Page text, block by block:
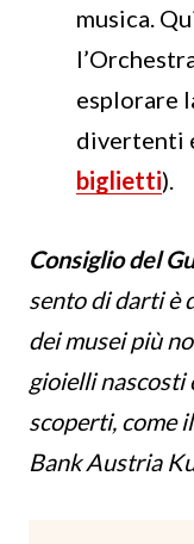
musica.
esplorare
divertenti
biglietti).
Consiglio del
sento di darti è
dei musei più
gioielli nascosti
scoperti, come
Bank Austria